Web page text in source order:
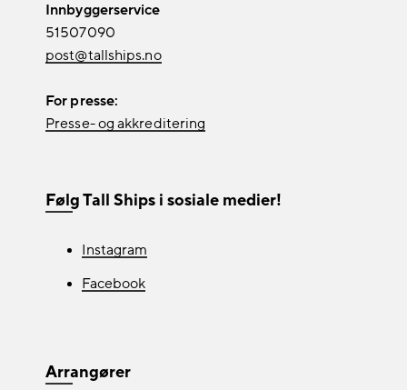
Innbyggerservice
51507090
post@tallships.no
For presse:
Presse- og akkreditering
Følg Tall Ships i sosiale medier!
Instagram
Facebook
Arrangører